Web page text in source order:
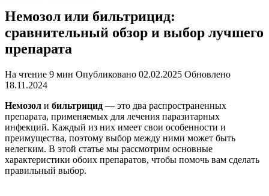
Немозол или бильтрицид:
сравнительный обзор и выбор лучшего
препарата
На чтение 9 мин Опубликовано 02.02.2025 Обновлено
18.11.2024
Немозол и бильтрицид — это два распространенных
препарата, применяемых для лечения паразитарных
инфекций. Каждый из них имеет свои особенности и
преимущества, поэтому выбор между ними может быть
нелегким. В этой статье мы рассмотрим основные
характеристики обоих препаратов, чтобы помочь вам сделать
правильный выбор.